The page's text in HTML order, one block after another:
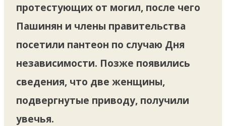
протестующих от могил, после чего
Пашинян и члены правительства
посетили пантеон по случаю Дня
независимости. Позже появились
сведения, что две женщины,
подвергнутые приводу, получили
увечья.